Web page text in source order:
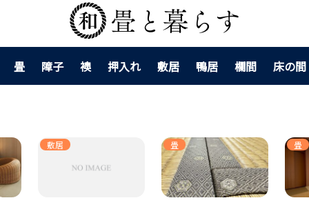
畳 障子 襖 押入れ 敷居 鴨居 欄間 床の間
畳 畳 畳